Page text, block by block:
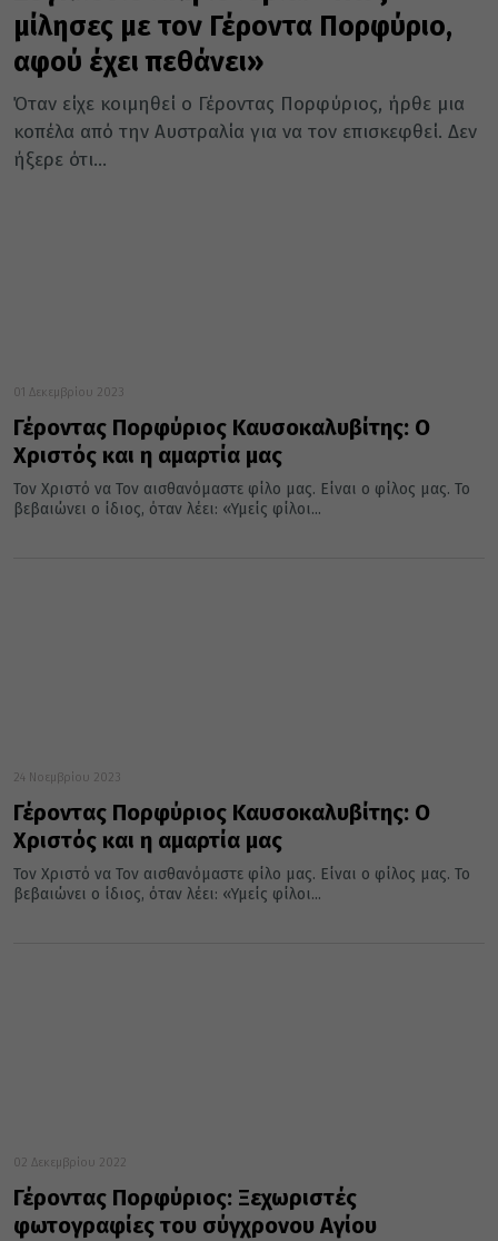
μίλησες με τον Γέροντα Πορφύριο,
αφού έχει πεθάνει»
Όταν είχε κοιμηθεί ο Γέροντας Πορφύριος, ήρθε μια
κοπέλα από την Αυστραλία για να τον επισκεφθεί. Δεν
ήξερε ότι...
01 Δεκεμβρίου 2023
Γέροντας Πορφύριος Καυσοκαλυβίτης: Ο
Χριστός και η αμαρτία μας
Τον Χριστό να Τον αισθανόμαστε φίλο μας. Είναι ο φίλος μας. Το
βεβαιώνει ο ίδιος, όταν λέει: «Υμείς φίλοι...
24 Νοεμβρίου 2023
Γέροντας Πορφύριος Καυσοκαλυβίτης: Ο
Χριστός και η αμαρτία μας
Τον Χριστό να Τον αισθανόμαστε φίλο μας. Είναι ο φίλος μας. Το
βεβαιώνει ο ίδιος, όταν λέει: «Υμείς φίλοι...
02 Δεκεμβρίου 2022
Γέροντας Πορφύριος: Ξεχωριστές
φωτογραφίες του σύγχρονου Αγίου